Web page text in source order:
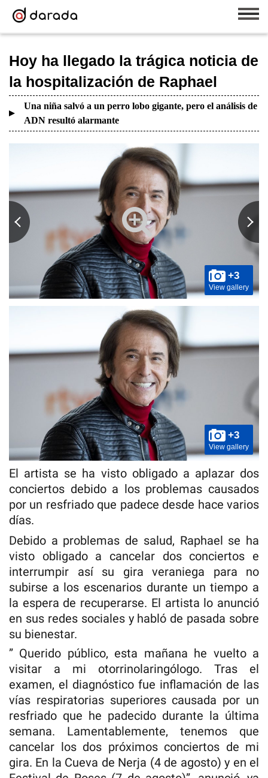
Hoy ha llegado la trágica noticia de
la hospitalización de Raphael
Una niña salvó a un perro lobo gigante, pero el análisis de
ADN resultó alarmante
+3
View gallery
+3
View gallery
El artista se ha visto obligado a aplazar dos
conciertos debido a los problemas causados
por un resfriado que padece desde hace varios
días.
Debido a problemas de salud, Raphael se ha
visto obligado a cancelar dos conciertos e
interrumpir así su gira veraniega para no
subirse a los escenarios durante un tiempo a
la espera de recuperarse. El artista lo anunció
en sus redes sociales y habló de pasada sobre
su bienestar.
” Querido público, esta mañana he vuelto a
visitar a mi otorrinolaringólogo. Tras el
examen, el diagnóstico fue inflamación de las
vías respiratorias superiores causada por un
resfriado que he padecido durante la última
semana. Lamentablemente, tenemos que
cancelar los dos próximos conciertos de mi
gira. En la Cueva de Nerja (4 de agosto) y en el